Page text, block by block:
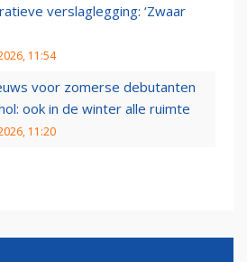
verslaglegging: ‘Zwaar
11:54
voor zomerse debutanten
ook in de winter alle ruimte
11:20